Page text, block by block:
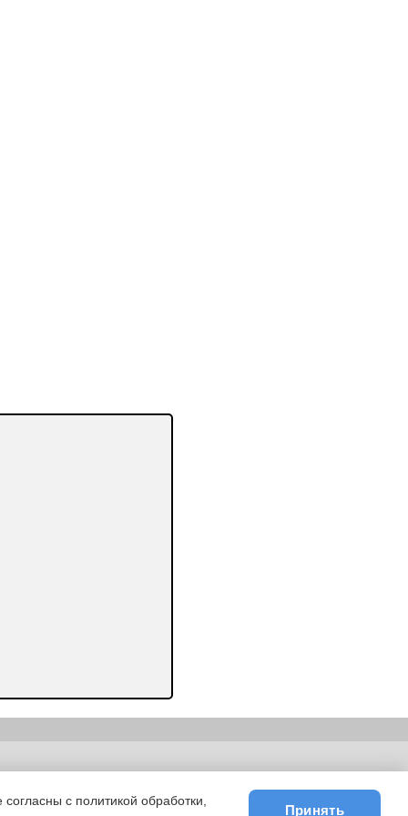
|E-mail
с политикой обработки,
Принять